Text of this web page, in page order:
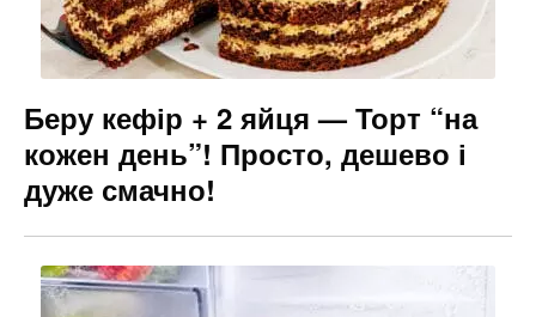
Беру кефір + 2 яйця — Торт “на
кожен день”! Просто, дешево і
дуже смачно!